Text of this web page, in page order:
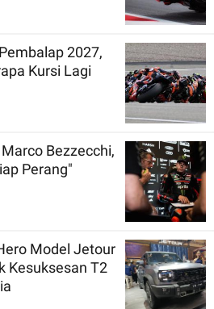
2027,
Kursi Lagi
Bezzecchi,
Perang"
Model Jetour
Kesuksesan T2